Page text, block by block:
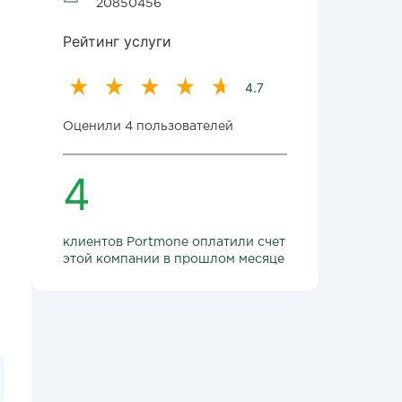
20850456
Рейтинг услуги
4.7
Оценили 4 пользователей
4
клиентов Portmone оплатили счет
этой компании в прошлом месяце